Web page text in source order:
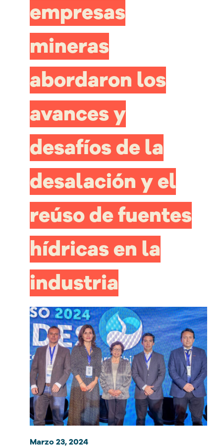
empresas
mineras
abordaron los
avances y
desafíos de la
desalación y el
reúso de fuentes
hídricas en la
industria
Marzo 23, 2024